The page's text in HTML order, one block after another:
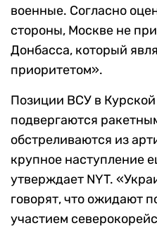
военные. Согласно
стороны, Москве не
Донбасса, который
приоритетом».
Позиции ВСУ в
подвергаются
обстреливаются из
крупное наступление
утверждает NYT.
говорят, что ожидают
участием